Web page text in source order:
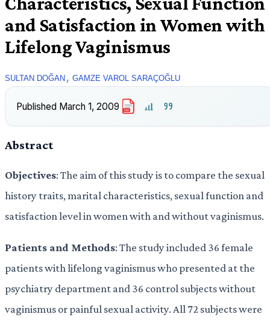
and Satisfaction in Women with
Lifelong Vaginismus
SULTAN DOĞAN , GAMZE VAROL SARAÇOĞLU
Published March 1, 2009 PDF
Abstract
Objectives: The aim of this study is to compare the sexual
history traits, marital characteristics, sexual function and
satisfaction level in women with and without vaginismus.
Patients and Methods: The study included 36 female
patients with lifelong vaginismus who presented at the
psychiatry department and 36 control subjects without
vaginismus or painful sexual activity. All 72 subjects were